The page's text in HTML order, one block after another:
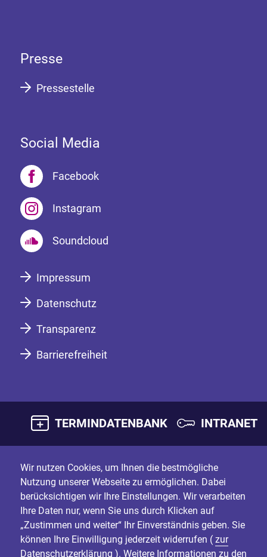
Presse
Pressestelle
Social Media
Facebook
Instagram
Soundcloud
Impressum
Datenschutz
Transparenz
Barrierefreiheit
TERMINDATENBANK INTRANET
Wir nutzen Cookies, um Ihnen die bestmögliche
Nutzung unserer Webseite zu ermöglichen. Dabei
berücksichtigen wir Ihre Einstellungen. Wir verarbeiten
Ihre Daten nur, wenn Sie uns durch Klicken auf
„Zustimmen und weiter“ Ihr Einverständnis geben. Sie
können Ihre Einwilligung jederzeit widerrufen ( zur
Datenschutzerklärung ). Weitere Informationen zu den